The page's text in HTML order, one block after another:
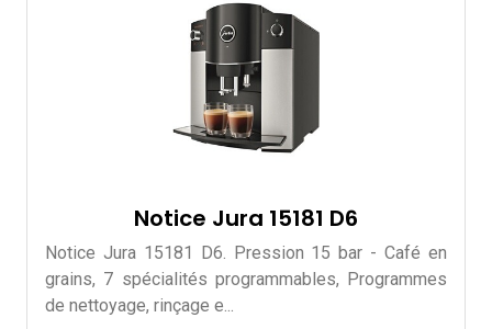
Notice Jura 15181 D6
Notice Jura 15181 D6. Pression 15 bar - Café en
grains, 7 spécialités programmables, Programmes
de nettoyage, rinçage e...